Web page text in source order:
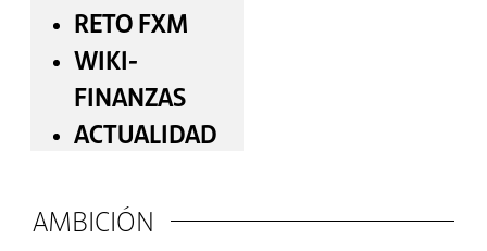
RETO FXM
WIKI-
FINANZAS
ACTUALIDAD
AMBICIÓN